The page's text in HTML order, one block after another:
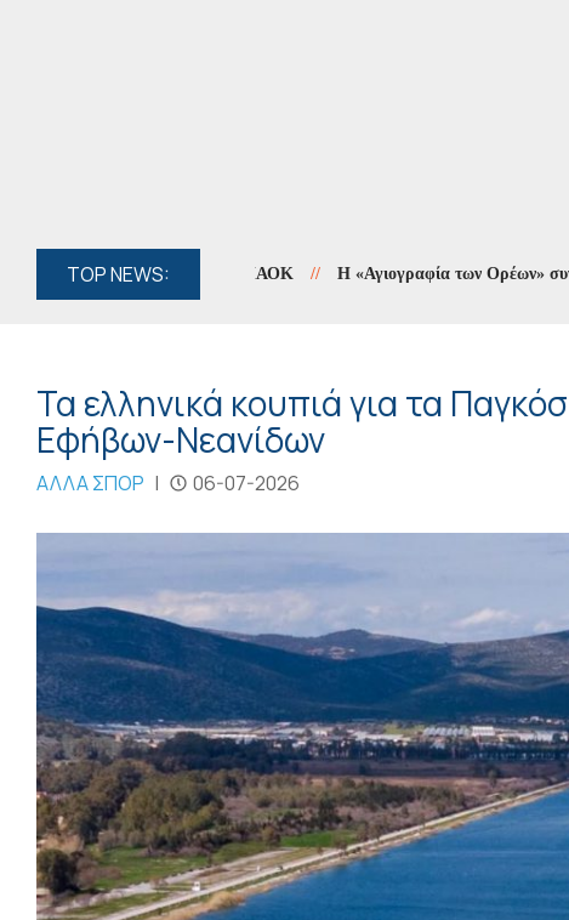
TOP NEWS: // Η «Αγιογραφία των Ορέων»
Τα ελληνικά κουπιά για τα
Εφήβων-Νεανίδων
ΑΛΛΑ ΣΠΟΡ | 06-07-2026